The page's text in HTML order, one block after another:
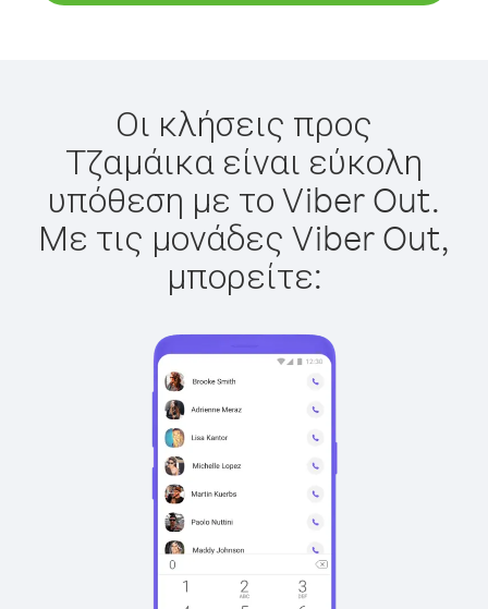
Οι κλήσεις προς
Τζαμάικα είναι εύκολη
υπόθεση με το Viber Out.
Με τις μονάδες Viber Out,
μπορείτε: